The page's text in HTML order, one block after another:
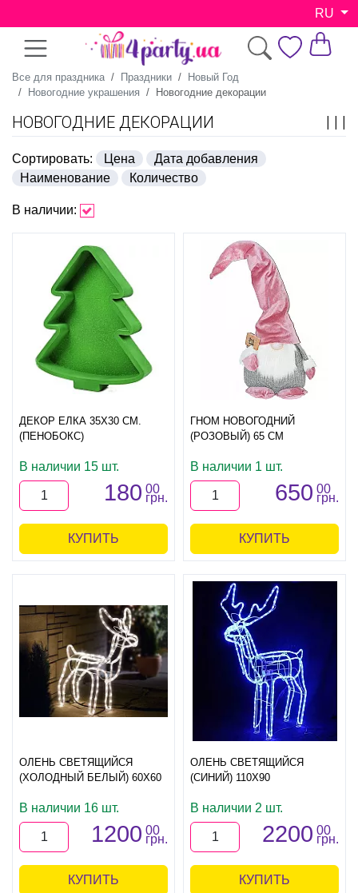
RU
Все для праздника Праздники
Новый Год
Новогодние украшения
Новогодние декорации
НОВОГОДНИЕ ДЕКОРАЦИИ
Сортировать: Цена
Дата добавления
Наименование
Количество
В наличии:
ДЕКОР ЕЛКА 35Х30 СМ.
(ПЕНОБОКС)
В наличии 15 шт.
180 00
грн.
КУПИТЬ
ГНОМ НОВОГОДНИЙ
(РОЗОВЫЙ) 65 СМ
В наличии 1 шт.
650 00
грн.
КУПИТЬ
ОЛЕНЬ СВЕТЯЩИЙСЯ
(ХОЛОДНЫЙ БЕЛЫЙ) 60Х60
В наличии 16 шт.
1200 00
грн.
КУПИТЬ
ОЛЕНЬ СВЕТЯЩИЙСЯ
(СИНИЙ) 110Х90
В наличии 2 шт.
2200 00
грн.
КУПИТЬ